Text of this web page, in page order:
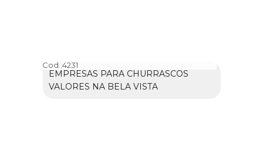
Cod.:4231
EMPRESAS PARA CHURRASCOS
VALORES NA BELA VISTA